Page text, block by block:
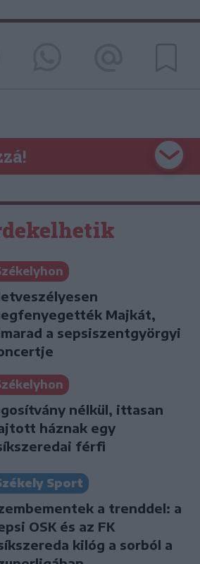
Majkát,
a sepsiszentgyörgyi
nélkül, ittasan
háznak egy
férfi
Sport
a trenddel: a
OSK és az FK
kilóg a sorból a